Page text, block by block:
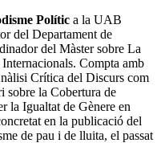
Polític a la UAB
del Departament de
del Màster sobre La
Compta amb
Crítica del Discurs com
sobre la Cobertura de
la Igualtat de Gènere en
en la publicació del
de pau i de lluita, el passat